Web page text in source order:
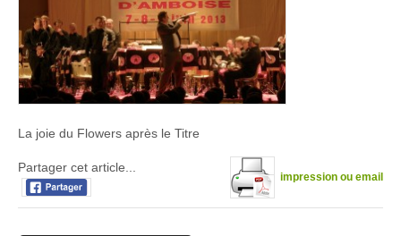
La joie du Flowers après le Titre
impression ou email
Partager cet article...